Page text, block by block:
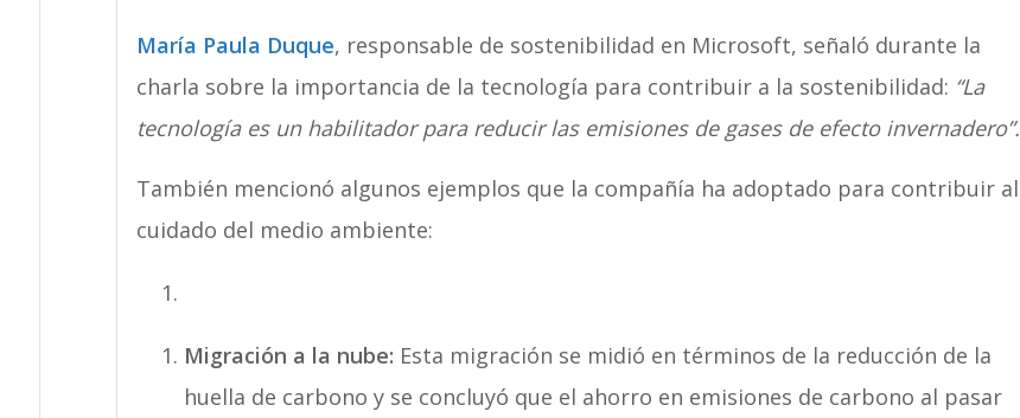
María Paula Duque, responsable de sostenibilidad en Microsoft, señaló durante la
charla sobre la importancia de la tecnología para contribuir a la sostenibilidad: “La
tecnología es un habilitador para reducir las emisiones de gases de efecto invernadero”.
También mencionó algunos ejemplos que la compañía ha adoptado para contribuir al
cuidado del medio ambiente:
Migración a la nube: Esta migración se midió en términos de la reducción de la
huella de carbono y se concluyó que el ahorro en emisiones de carbono al pasar